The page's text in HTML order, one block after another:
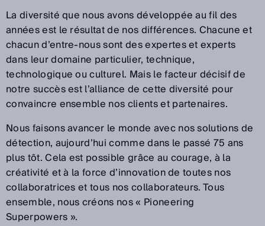
La diversité que nous avons développée au fil des
années est le résultat de nos différences. Chacune et
chacun d’entre-nous sont des expertes et experts
dans leur domaine particulier, technique,
technologique ou culturel. Mais le facteur décisif de
notre succès est l’alliance de cette diversité pour
convaincre ensemble nos clients et partenaires.
Nous faisons avancer le monde avec nos solutions de
détection, aujourd’hui comme dans le passé 75 ans
plus tôt. Cela est possible grâce au courage, à la
créativité et à la force d’innovation de toutes nos
collaboratrices et tous nos collaborateurs. Tous
ensemble, nous créons nos « Pioneering
Superpowers ».